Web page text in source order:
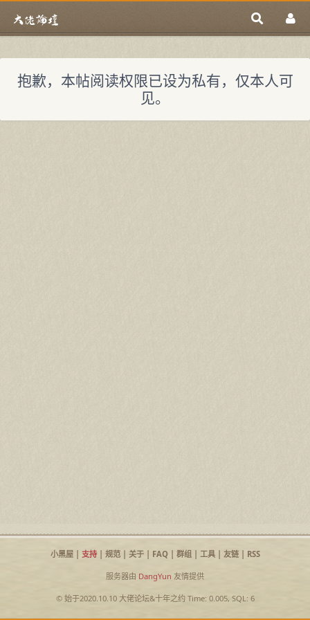
抱歉，本帖阅读权限已设为私有，仅本人可
见。
小黑屋| 支持| 规范| 关于| FAQ| 群组| 工具| 友链| RSS
服务器由 DangYun 友情提供
© 始于2020.10.10 大佬论坛&十年之约Time: 0.005, SQL: 6